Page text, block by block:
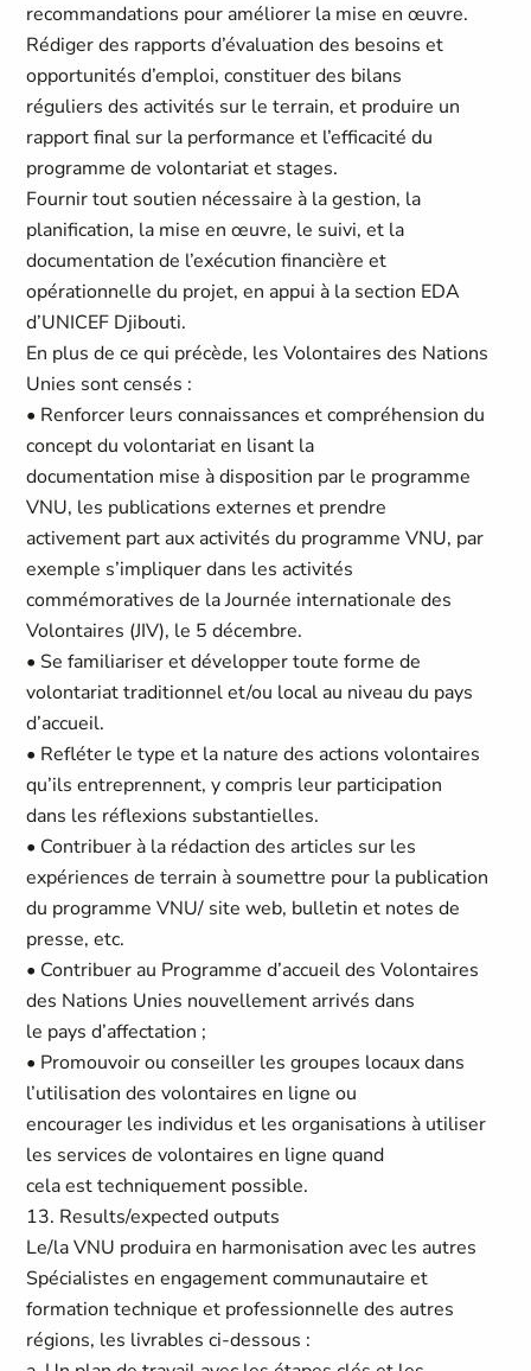
recommandations pour améliorer la mise en œuvre.
Rédiger des rapports d’évaluation des besoins et
opportunités d’emploi, constituer des bilans
réguliers des activités sur le terrain, et produire un
rapport final sur la performance et l’efficacité du
programme de volontariat et stages.
Fournir tout soutien nécessaire à la gestion, la
planification, la mise en œuvre, le suivi, et la
documentation de l’exécution financière et
opérationnelle du projet, en appui à la section EDA
d’UNICEF Djibouti.
En plus de ce qui précède, les Volontaires des Nations
Unies sont censés :
• Renforcer leurs connaissances et compréhension du
concept du volontariat en lisant la
documentation mise à disposition par le programme
VNU, les publications externes et prendre
activement part aux activités du programme VNU, par
exemple s’impliquer dans les activités
commémoratives de la Journée internationale des
Volontaires (JIV), le 5 décembre.
• Se familiariser et développer toute forme de
volontariat traditionnel et/ou local au niveau du pays
d’accueil.
• Refléter le type et la nature des actions volontaires
qu’ils entreprennent, y compris leur participation
dans les réflexions substantielles.
• Contribuer à la rédaction des articles sur les
expériences de terrain à soumettre pour la publication
du programme VNU/ site web, bulletin et notes de
presse, etc.
• Contribuer au Programme d’accueil des Volontaires
des Nations Unies nouvellement arrivés dans
le pays d’affectation ;
• Promouvoir ou conseiller les groupes locaux dans
l’utilisation des volontaires en ligne ou
encourager les individus et les organisations à utiliser
les services de volontaires en ligne quand
cela est techniquement possible.
13. Results/expected outputs
Le/la VNU produira en harmonisation avec les autres
Spécialistes en engagement communautaire et
formation technique et professionnelle des autres
régions, les livrables ci-dessous :